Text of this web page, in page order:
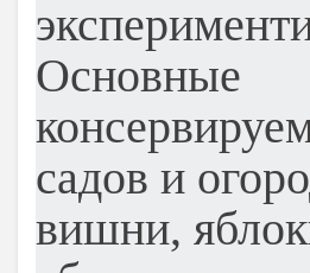
Основные
садов и
вишни,